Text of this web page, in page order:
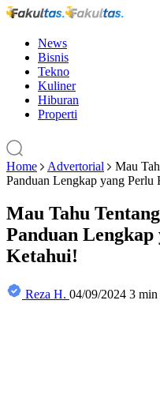
News
Bisnis
Tekno
Kuliner
Hiburan
Properti
Home Advertorial
Mau
Panduan Lengkap yang Perlu
Mau Tahu
Panduan
Ketahui!
Reza H. 04/09/2024 3 min